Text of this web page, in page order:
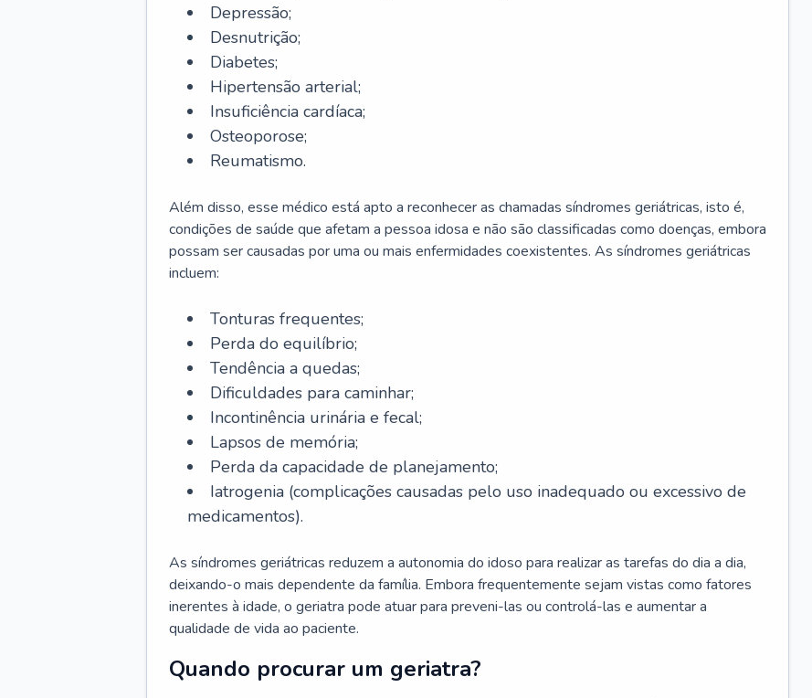
Depressão;
Desnutrição;
Diabetes;
Hipertensão arterial;
Insuficiência cardíaca;
Osteoporose;
Reumatismo.
Além disso, esse médico está apto a reconhecer as chamadas síndromes geriátricas, isto é,
condições de saúde que afetam a pessoa idosa e não são classificadas como doenças, embora
possam ser causadas por uma ou mais enfermidades coexistentes. As síndromes geriátricas
incluem:
Tonturas frequentes;
Perda do equilíbrio;
Tendência a quedas;
Dificuldades para caminhar;
Incontinência urinária e fecal;
Lapsos de memória;
Perda da capacidade de planejamento;
Iatrogenia (complicações causadas pelo uso inadequado ou excessivo de
medicamentos).
As síndromes geriátricas reduzem a autonomia do idoso para realizar as tarefas do dia a dia,
deixando-o mais dependente da família. Embora frequentemente sejam vistas como fatores
inerentes à idade, o geriatra pode atuar para preveni-las ou controlá-las e aumentar a
qualidade de vida ao paciente.
Quando procurar um geriatra?